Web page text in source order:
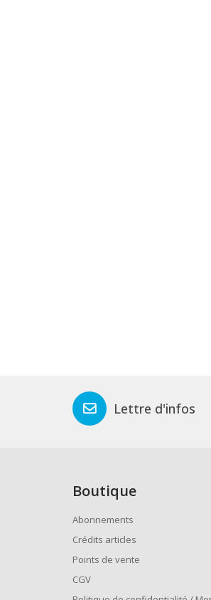
Lettre d'infos
Boutique
Abonnements
Crédits articles
Points de vente
CGV